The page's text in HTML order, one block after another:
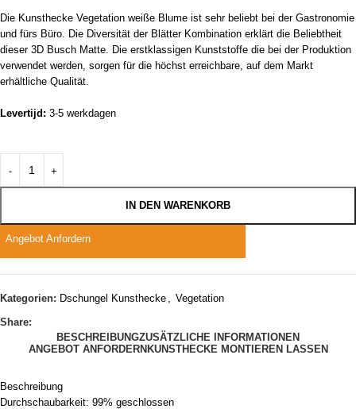
Die Kunsthecke Vegetation weiße Blume ist sehr beliebt bei der Gastronomie
und fürs Büro. Die Diversität der Blätter Kombination erklärt die Beliebtheit
dieser 3D Busch Matte. Die erstklassigen Kunststoffe die bei der Produktion
verwendet werden, sorgen für die höchst erreichbare, auf dem Markt
erhältliche Qualität.
Levertijd: 3-5 werkdagen
IN DEN WARENKORB
Angebot Anfordern
Kategorien: Dschungel Kunsthecke , Vegetation
Share:
BESCHREIBUNGZUSÄTZLICHE INFORMATIONEN
ANGEBOT ANFORDERN KUNSTHECKE MONTIEREN LASSEN
Beschreibung
Durchschaubarkeit: 99% geschlossen